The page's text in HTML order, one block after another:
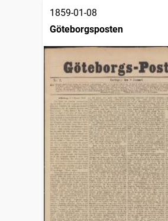
1859-01-08
Göteborgsposten